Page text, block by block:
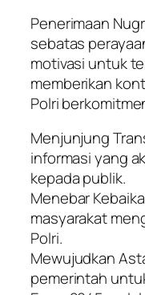
Penerimaan
sebatas
motivasi untuk
memberikan
Polri
Menjunjung
informasi yang
kepada publik.
Menebar
masyarakat
Polri.
Mewujudkan
pemerintah